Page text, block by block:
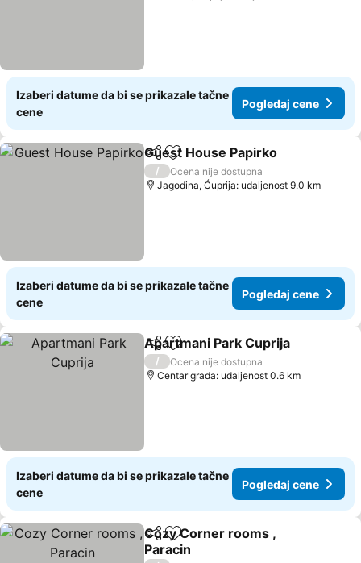
Izaberi datume da bi se prikazale tačne
cene
Pogledaj cene
Deli Dodati u favorite
Guest House Papirko
/
Ocena nije dostupna
Jagodina, Ćuprija: udaljenost 9.0 km
Izaberi datume da bi se prikazale tačne
cene
Pogledaj cene
Deli Dodati u favorite
Apartmani Park Cuprija
/
Ocena nije dostupna
Centar grada: udaljenost 0.6 km
Izaberi datume da bi se prikazale tačne
cene
Pogledaj cene
Deli Dodati u favorite
Cozy Corner rooms ,
Paracin